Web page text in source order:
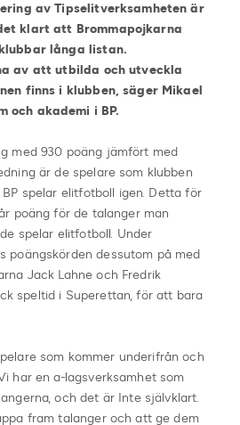
av Tipselitverksamheten är
klart att Brommapojkarna
långa listan.
av att utbilda och utveckla
finns i klubben, säger Mikael
och akademi i BP.
med 930 poäng jämfört med
är de spelare som klubben
spelar elitfotboll igen. Detta för
poäng för de talanger man
spelar elitfotboll. Under
poängskörden dessutom på med
Jack Lahne och Fredrik
speltid i Superettan, för att bara
som kommer underifrån och
har en a-lagsverksamhet som
och det är Inte självklart.
fram talanger och att ge dem